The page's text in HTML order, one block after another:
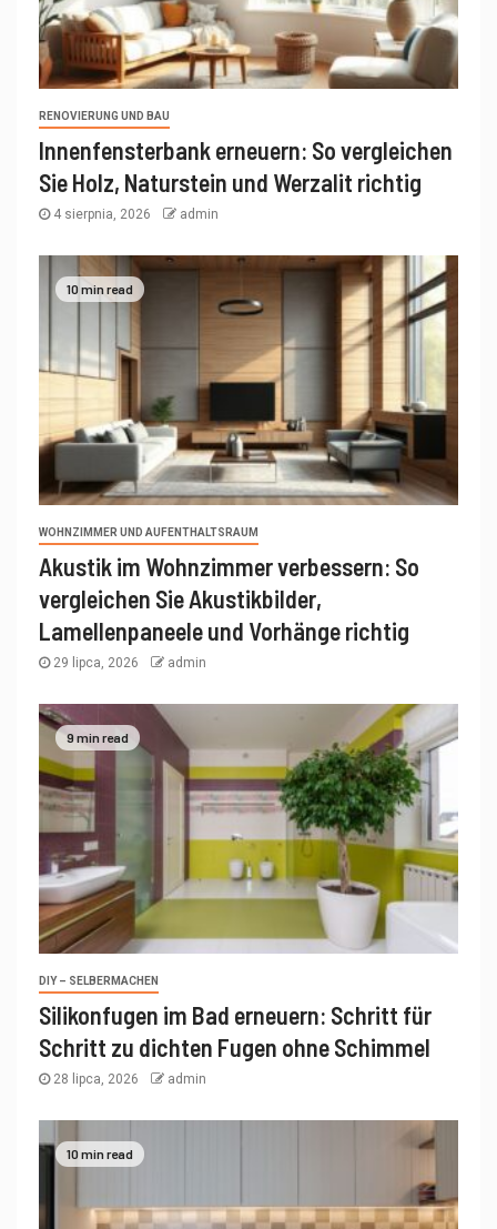
RENOVIERUNG UND BAU
Innenfensterbank erneuern: So vergleichen
Sie Holz, Naturstein und Werzalit richtig
4 sierpnia, 2026 admin
10 min read
WOHNZIMMER UND AUFENTHALTSRAUM
Akustik im Wohnzimmer verbessern: So
vergleichen Sie Akustikbilder,
Lamellenpaneele und Vorhänge richtig
29 lipca, 2026 admin
9 min read
DIY – SELBERMACHEN
Silikonfugen im Bad erneuern: Schritt für
Schritt zu dichten Fugen ohne Schimmel
28 lipca, 2026 admin
10 min read